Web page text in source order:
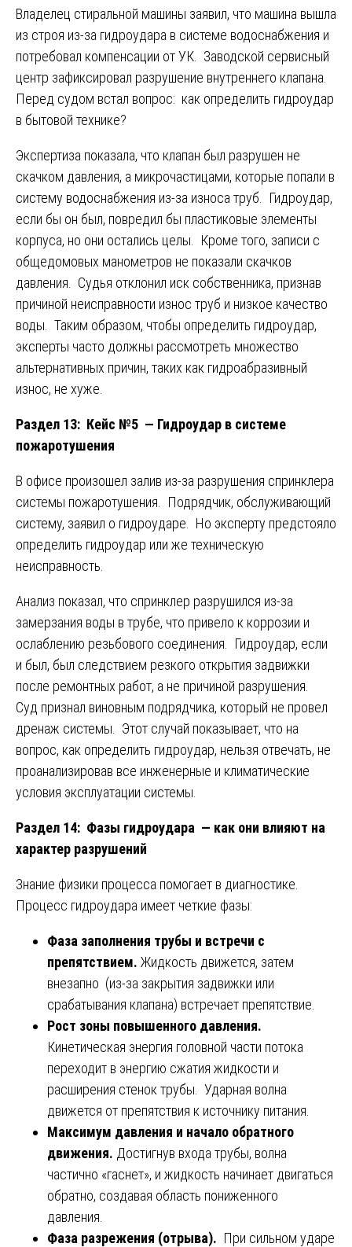
Владелец стиральной машины заявил, что машина вышла
из строя из-за гидроудара в системе водоснабжения и
потребовал компенсации от УК. Заводской сервисный
центр зафиксировал разрушение внутреннего клапана.
Перед судом встал вопрос: как определить гидроудар
в бытовой технике?
Экспертиза показала, что клапан был разрушен не
скачком давления, а микрочастицами, которые попали в
систему водоснабжения из-за износа труб. Гидроудар,
если бы он был, повредил бы пластиковые элементы
корпуса, но они остались целы. Кроме того, записи с
общедомовых манометров не показали скачков
давления. Судья отклонил иск собственника, признав
причиной неисправности износ труб и низкое качество
воды. Таким образом, чтобы определить гидроудар,
эксперты часто должны рассмотреть множество
альтернативных причин, таких как гидроабразивный
износ, не хуже.
Раздел 13: Кейс №5 — Гидроудар в системе
пожаротушения
В офисе произошел залив из-за разрушения спринклера
системы пожаротушения. Подрядчик, обслуживающий
систему, заявил о гидроударе. Но эксперту предстояло
определить гидроудар или же техническую
неисправность.
Анализ показал, что спринклер разрушился из-за
замерзания воды в трубе, что привело к коррозии и
ослаблению резьбового соединения. Гидроудар, если
и был, был следствием резкого открытия задвижки
после ремонтных работ, а не причиной разрушения.
Суд признал виновным подрядчика, который не провел
дренаж системы. Этот случай показывает, что на
вопрос, как определить гидроудар, нельзя отвечать, не
проанализировав все инженерные и климатические
условия эксплуатации системы.
Раздел 14: Фазы гидроудара — как они влияют на
характер разрушений
Знание физики процесса помогает в диагностике.
Процесс гидроудара имеет четкие фазы:
Фаза заполнения трубы и встречи с
препятствием. Жидкость движется, затем
внезапно (из-за закрытия задвижки или
срабатывания клапана) встречает препятствие.
Рост зоны повышенного давления.
Кинетическая энергия головной части потока
переходит в энергию сжатия жидкости и
расширения стенок трубы. Ударная волна
движется от препятствия к источнику питания.
Максимум давления и начало обратного
движения. Достигнув входа трубы, волна
частично «гаснет», и жидкость начинает двигаться
обратно, создавая область пониженного
давления.
Фаза разрежения (отрыва). При сильном ударе